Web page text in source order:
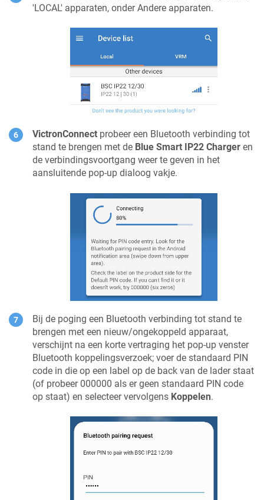
'LOCAL' apparaten, onder Andere apparaten.
VictronConnect probeer een Bluetooth verbinding tot
stand te brengen met de Blue Smart IP22 Charger en
de verbindingsvoortgang weer te geven in het
aansluitende pop-up dialoog vakje.
Bij de poging een Bluetooth verbinding tot stand te
brengen met een nieuw/ongekoppeld apparaat,
verschijnt na een korte vertraging het pop-up venster
Bluetooth koppelingsverzoek; voer de standaard PIN
code in die op een label op de back van de lader staat
(of probeer 000000 als er geen standaard PIN code
op staat) en selecteer vervolgens Koppelen.